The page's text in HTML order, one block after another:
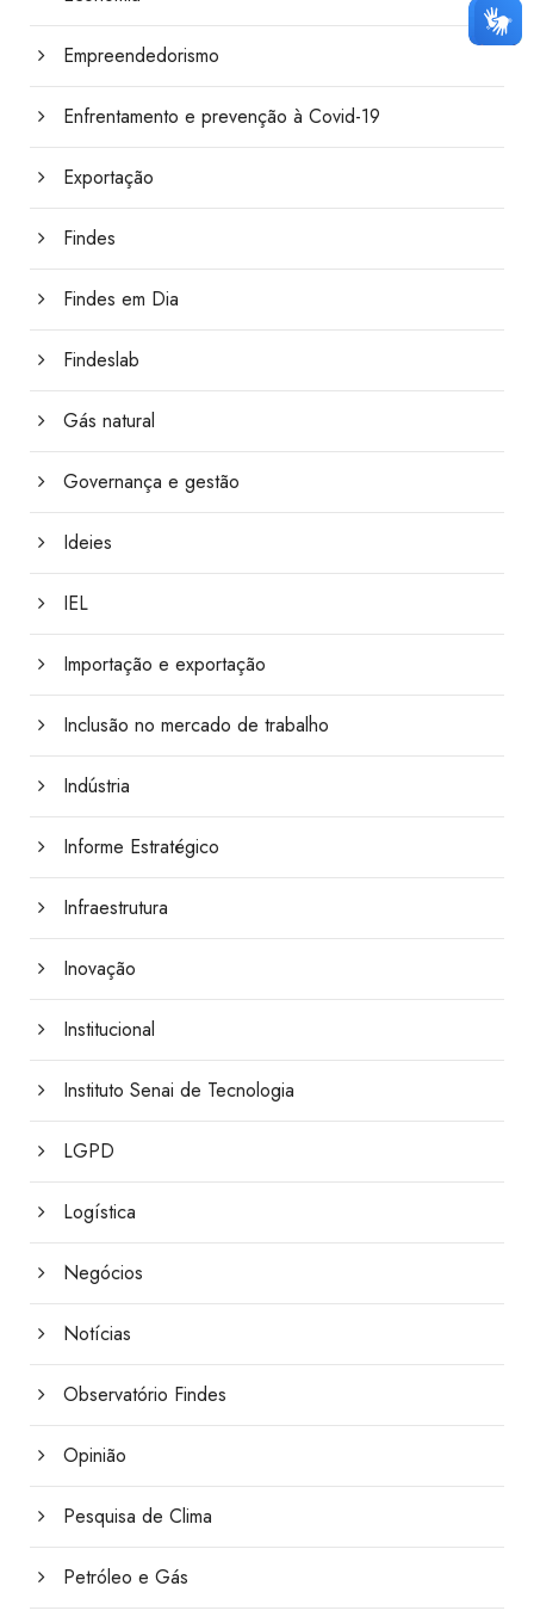
Empreendedorismo
Enfrentamento e prevenção à Covid-19
Exportação
Findes
Findes em Dia
Findeslab
Gás natural
Governança e gestão
Ideies
IEL
Importação e exportação
Inclusão no mercado de trabalho
Indústria
Informe Estratégico
Infraestrutura
Inovação
Institucional
Instituto Senai de Tecnologia
LGPD
Logística
Negócios
Notícias
Observatório Findes
Opinião
Pesquisa de Clima
Petróleo e Gás